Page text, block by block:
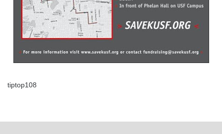
tiptop108